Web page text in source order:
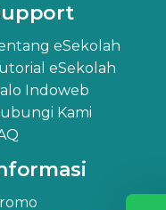
eSekolah
eSekolah
Indoweb
Kami